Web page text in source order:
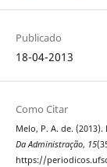
Publicado
18-04-2013
Como Citar
Melo, P. A. de. (2013).
Da Administração, 15
https://